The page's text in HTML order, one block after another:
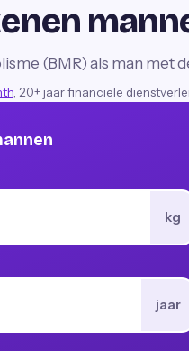
(BMR) als man met
, 20+ jaar financiële
kg
jaar